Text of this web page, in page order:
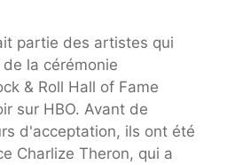
partie des artistes qui
la cérémonie
& Roll Hall of Fame
sur HBO. Avant de
d'acceptation, ils ont été
Charlize Theron, qui a